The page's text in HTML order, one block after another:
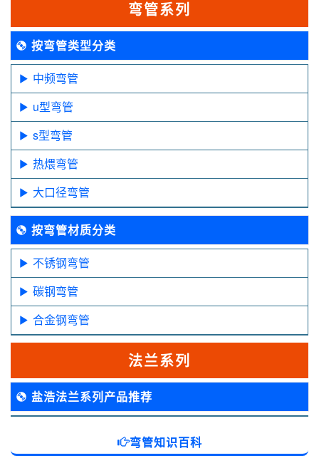
弯管系列
按弯管类型分类
中频弯管
u型弯管
s型弯管
热煨弯管
大口径弯管
按弯管材质分类
不锈钢弯管
碳钢弯管
合金钢弯管
法兰系列
盐浩法兰系列产品推荐
弯管知识百科